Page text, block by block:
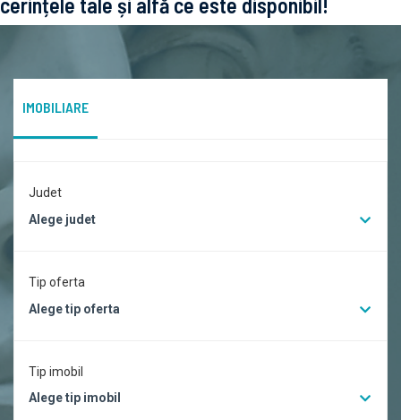
IMOBILIARE
Judet
Alege judet
Tip oferta
Alege tip oferta
Tip imobil
Alege tip imobil